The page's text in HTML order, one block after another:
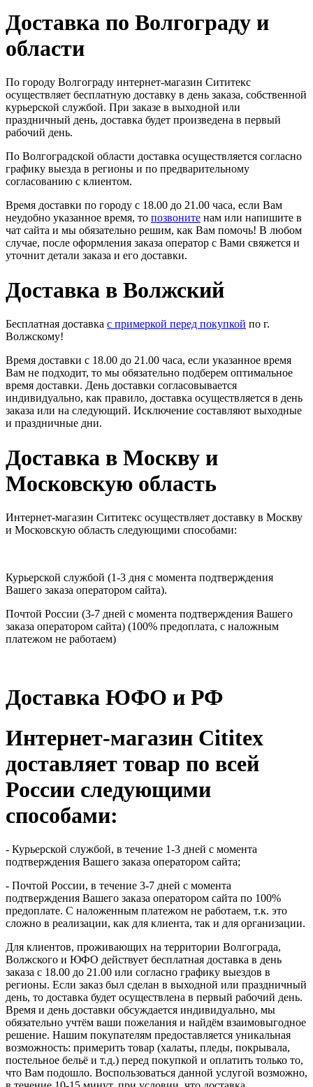
Доставка по Волгограду и
области
По городу Волгограду интернет-магазин Сититекс
осуществляет бесплатную доставку в день заказа, собственной
курьерской службой. При заказе в выходной или
праздничный день, доставка будет произведена в первый
рабочий день.
По Волгоградской области доставка осуществляется согласно
графику выезда в регионы и по предварительному
согласованию с клиентом.
Время доставки по городу с 18.00 до 21.00 часа, если Вам
неудобно указанное время, то позвоните нам или напишите в
чат сайта и мы обязательно решим, как Вам помочь! В любом
случае, после оформления заказа оператор с Вами свяжется и
уточнит детали заказа и его доставки.
Доставка в Волжский
Бесплатная доставка с примеркой перед покупкой по г.
Волжскому!
Время доставки с 18.00 до 21.00 часа, если указанное время
Вам не подходит, то мы обязательно подберем оптимальное
время доставки. День доставки согласовывается
индивидуально, как правило, доставка осуществляется в день
заказа или на следующий. Исключение составляют выходные
и праздничные дни.
Доставка в Москву и
Московскую область
Интернет-магазин Сититекс осуществляет доставку в Москву
и Московскую область следующими способами:
Курьерской службой (1-3 дня с момента подтверждения
Вашего заказа оператором сайта).
Почтой России (3-7 дней с момента подтверждения Вашего
заказа оператором сайта) (100% предоплата, с наложным
платежом не работаем)
Доставка ЮФО и РФ
Интернет-магазин Cititex
доставляет товар по всей
России следующими
способами:
- Курьерской службой, в течение 1-3 дней с момента
подтверждения Вашего заказа оператором сайта;
- Почтой России, в течение 3-7 дней с момента
подтверждения Вашего заказа оператором сайта по 100%
предоплате. С наложенным платежом не работаем, т.к. это
сложно в реализации, как для клиента, так и для организации.
Для клиентов, проживающих на территории Волгограда,
Волжского и ЮФО действует бесплатная доставка в день
заказа с 18.00 до 21.00 или согласно графику выездов в
регионы. Если заказ был сделан в выходной или праздничный
день, то доставка будет осуществлена в первый рабочий день.
Время и день доставки обсуждается индивидуально, мы
обязательно учтём ваши пожелания и найдём взаимовыгодное
решение. Нашим покупателям предоставляется уникальная
возможность: примерить товар (халаты, пледы, покрывала,
постельное бельё и т.д.) перед покупкой и оплатить только то,
что Вам подошло. Воспользоваться данной услугой возможно,